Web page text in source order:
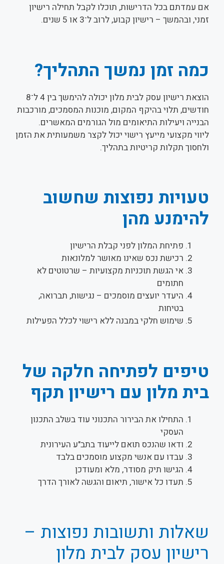
אם עמדתם בכל הדרישות, תוכלו לקבל תחילה רישיון
זמני, ובהמשך – רישיון קבוע, לרוב ל־3 או 5 שנים.
כמה זמן נמשך התהליך?
הוצאת רישיון עסק לבית מלון יכולה להימשך בין 4 ל־8
חודשים, תלוי בהיקף המקום, מוכנות המסמכים, מורכבות
הבנייה ויעילות התיאומים מול הגורמים המאשרים.
ליווי מקצועי מייעץ רישוי יכול לקצר משמעותית את הזמן
ולחסוך תקלות קריטיות בתהליך.
טעויות נפוצות שחשוב
להימנע מהן
פתיחת המלון לפני קבלת הרישיון
רכישת נכס שאינו מאושר למלונאות
אי הגשת תוכניות מקצועיות – שרטוטים לא
חתומים
היעדר יועצים מוסמכים – נגישות, תברואה,
בטיחות
שימוש חלקי במבנה ללא רישוי לכלל הפעילות
טיפים לפתיחה חלקה של
בית מלון עם רישיון תקף
התחילו את הבירור התכנוני עוד בשלב התכנון
העסקי
ודאו שהנכס תואם לייעוד בתב"ע העירונית
עבדו עם אנשי מקצוע מוסמכים בלבד
הגישו תיק מסודר, מלא ומעודכן
תעדו כל אישור, תיאום והגשה לאורך הדרך
שאלות ותשובות נפוצות –
רישיון עסק לבית מלון